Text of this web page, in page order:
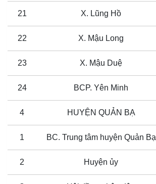
21 X. Lũng Hồ
22 X. Mậu Long
23 X. Mậu Duệ
24 BCP. Yên Minh
4 HUYỆN QUẢN BẠ
1 BC. Trung tâm huyện Quản Bạ
2 Huyện ủy